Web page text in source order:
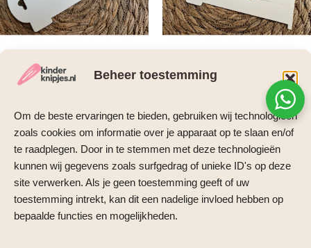
Beheer toestemming
Om de beste ervaringen te bieden, gebruiken wij technologieën
zoals cookies om informatie over je apparaat op te slaan en/of
te raadplegen. Door in te stemmen met deze technologieën
kunnen wij gegevens zoals surfgedrag of unieke ID's op deze
site verwerken. Als je geen toestemming geeft of uw
toestemming intrekt, kan dit een nadelige invloed hebben op
bepaalde functies en mogelijkheden.
Antislip knipjes
5,95
Toevoegen aan
winkelwagen
Antislip knipjes
Icecream paars
€2,95
Toevoegen aan
winkelwagen